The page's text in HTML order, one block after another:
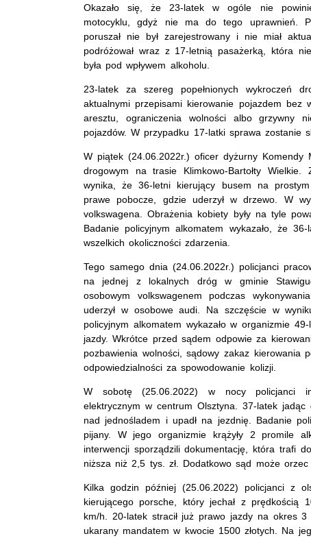
Okazało się, że 23-latek w ogóle nie
motocyklu, gdyż nie ma do tego uprawnień.
poruszał nie był zarejestrowany i nie miał
podróżował wraz z 17-letnią pasażerką, która
była pod wpływem alkoholu.
23-latek za szereg popełnionych wykroczeń
aktualnymi przepisami kierowanie pojazdem
aresztu, ograniczenia wolności albo grzywny
pojazdów. W przypadku 17-latki sprawa zostanie
W piątek (24.06.2022r.) oficer dyżurny Komendy
drogowym na trasie Klimkowo-Bartołty
wynika, że 36-letni kierujący busem na
prawe pobocze, gdzie uderzył w drzewo. W
volkswagena. Obrażenia kobiety były na tyle
Badanie policyjnym alkomatem wykazało, że
wszelkich okoliczności zdarzenia.
Tego samego dnia (24.06.2022r.) policjanci
na jednej z lokalnych dróg w gminie
osobowym volkswagenem podczas
uderzył w osobowe audi. Na szczęście w
policyjnym alkomatem wykazało w organizmie
jazdy. Wkrótce przed sądem odpowie za
pozbawienia wolności, sądowy zakaz kierowania
odpowiedzialności za spowodowanie kolizji.
W sobotę (25.06.2022) w nocy policjanci
elektrycznym w centrum Olsztyna. 37-latek
nad jednośladem i upadł na jezdnię. Badanie
pijany. W jego organizmie krążyły 2 promile
interwencji sporządzili dokumentację, która trafi
niższa niż 2,5 tys. zł. Dodatkowo sąd może
Kilka godzin później (25.06.2022) policjanci z
kierującego porsche, który jechał z
km/h. 20-latek stracił już prawo jazdy na okres
ukarany mandatem w kwocie 1500 złotych. Na